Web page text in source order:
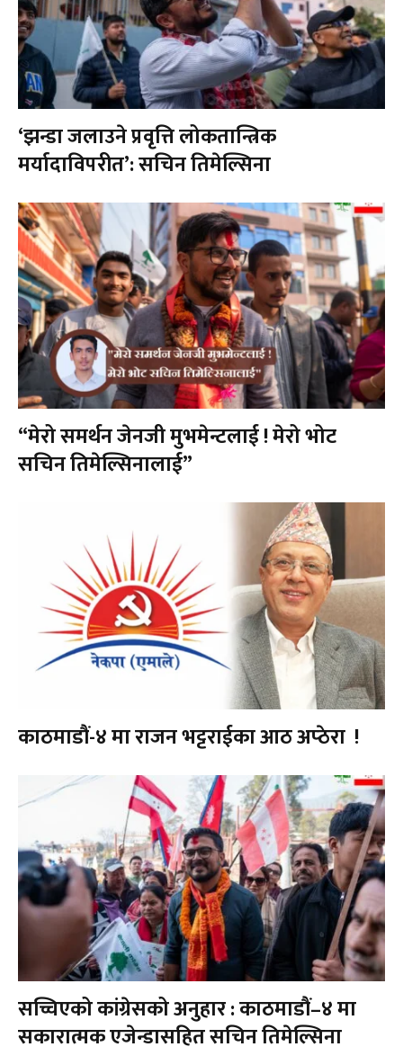
‘झन्डा जलाउने प्रवृत्ति लोकतान्त्रिक
मर्यादाविपरीत’: सचिन तिमेल्सिना
“मेरो समर्थन जेनजी मुभमेन्टलाई ! मेरो भोट
सचिन तिमेल्सिनालाई”
काठमाडौं-४ मा राजन भट्टराईका आठ अप्ठेरा !
सच्चिएको कांग्रेसको अनुहार : काठमाडौं–४ मा
सकारात्मक एजेन्डासहित सचिन तिमेल्सिना